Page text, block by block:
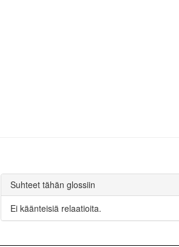
Suhteet tähän glossiin
Ei käänteisiä relaatioita.